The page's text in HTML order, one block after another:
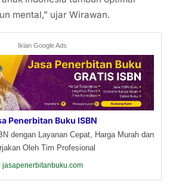
mental,” ujar Wirawan.
Iklan Google Ads
Penerbitan Buku ISBN
dengan Layanan Cepat, Harga Murah dan
Oleh Tim Profesional
jasapenerbitanbuku.com